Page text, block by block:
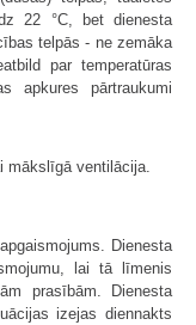
22 °C, bet dienesta
telpās - ne zemāka
par temperatūras
apkures pārtraukumi
mākslīgā ventilācija.
Dienesta
lai tā līmenis
prasībām. Dienesta
izejas diennakts